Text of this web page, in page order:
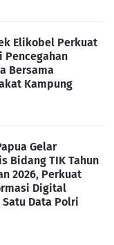
Elikobel Perkuat
Pencegahan
Bersama
Kampung
Gelar
Bidang TIK Tahun
2026, Perkuat
Digital
Data Polri